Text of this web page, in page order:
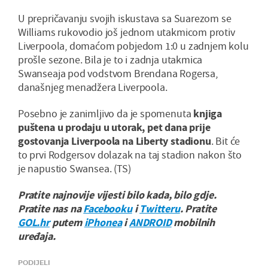
U prepričavanju svojih iskustava sa Suarezom se
Williams rukovodio još jednom utakmicom protiv
Liverpoola, domaćom pobjedom 1:0 u zadnjem kolu
prošle sezone. Bila je to i zadnja utakmica
Swanseaja pod vodstvom Brendana Rogersa,
današnjeg menadžera Liverpoola.
Posebno je zanimljivo da je spomenuta knjiga
puštena u prodaju u utorak, pet dana prije
gostovanja Liverpoola na Liberty stadionu. Bit će
to prvi Rodgersov dolazak na taj stadion nakon što
je napustio Swansea. (TS)
Pratite najnovije vijesti bilo kada, bilo gdje.
Pratite nas naFacebookuiTwitteru. Pratite
GOL.hrputemiPhoneaiANDROIDmobilnih
uređaja.
PODIJELI